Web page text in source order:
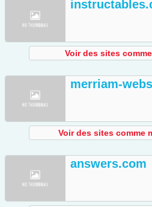
Voir des sites
merriam-
Voir des sites comme
answers.com